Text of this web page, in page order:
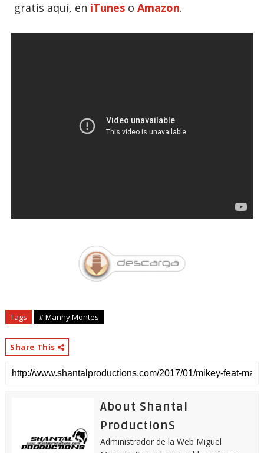
gratis aquí, en iTuneso Amazon.
Tags # Manny Montes
Share This
About Shantal
ProductionS
Administrador de la Web Miguel